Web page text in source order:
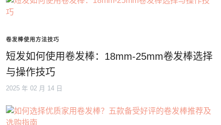
卷发棒使用方法技巧
短发如何使用卷发棒：18mm-25mm卷发棒选择
与操作技巧
2025 年 02 月 14 日